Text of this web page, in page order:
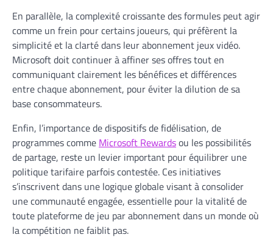
En parallèle, la complexité croissante des formules peut agir
comme un frein pour certains joueurs, qui préfèrent la
simplicité et la clarté dans leur abonnement jeux vidéo.
Microsoft doit continuer à affiner ses offres tout en
communiquant clairement les bénéfices et différences
entre chaque abonnement, pour éviter la dilution de sa
base consommateurs.
Enfin, l’importance de dispositifs de fidélisation, de
programmes comme Microsoft Rewardsou les possibilités
de partage, reste un levier important pour équilibrer une
politique tarifaire parfois contestée. Ces initiatives
s’inscrivent dans une logique globale visant à consolider
une communauté engagée, essentielle pour la vitalité de
toute plateforme de jeu par abonnement dans un monde où
la compétition ne faiblit pas.